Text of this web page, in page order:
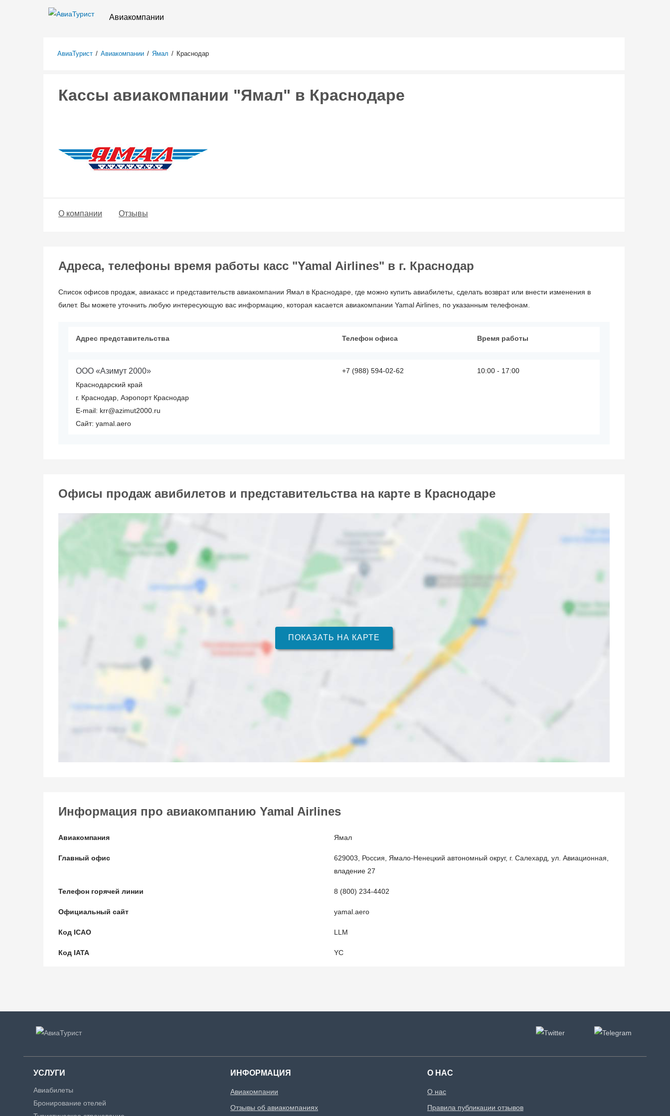
Авиакомпании
АвиаТурист / Авиакомпании / Ямал / Краснодар
Кассы авиакомпании "Ямал" в Краснодаре
О компании Отзывы
Адреса, телефоны время работы касс "Yamal Airlines" в г. Краснодар
Список офисов продаж, авиакасс и представительств авиакомпании Ямал в Краснодаре, где можно купить авиабилеты, сделать возврат или внести изменения в
билет. Вы можете уточнить любую интересующую вас информацию, которая касается авиакомпании Yamal Airlines, по указанным телефонам.
Адрес представительства Телефон офиса Время работы
ООО «Азимут 2000»
Краснодарский край
г. Краснодар, Аэропорт Краснодар
E-mail: krr@azimut2000.ru
Сайт: yamal.aero
+7 (988) 594-02-62 10:00 - 17:00
Офисы продаж авибилетов и представительства на карте в Краснодаре
ПОКАЗАТЬ НА КАРТЕ
Информация про авиакомпанию Yamal Airlines
Авиакомпания Ямал
Главный офис
629003, Россия, Ямало-Ненецкий автономный округ, г. Салехард, ул. Авиационная,
владение 27
Телефон горячей линии 8 (800) 234-4402
Официальный сайт yamal.aero
Код ICAO LLM
Код IATA YC
УСЛУГИ
Авиабилеты
Бронирование отелей
ИНФОРМАЦИЯ
Авиакомпании
Отзывы об авиакомпаниях
О НАС
О нас
Правила публикации отзывов